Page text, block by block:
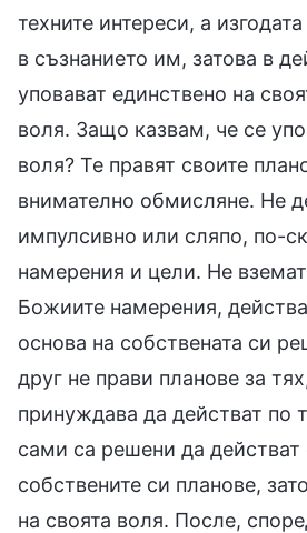
техните интереси, а
в съзнанието им, затова в
уповават единствено на
воля. Защо казвам, че се
воля? Те правят своите
внимателно обмисляне. Не
импулсивно или сляпо, по-
намерения и цели. Не
Божиите намерения,
основа на собствената си
друг не прави планове за
принуждава да действат по
сами са решени да действат
собствените си планове,
на своята воля. После,